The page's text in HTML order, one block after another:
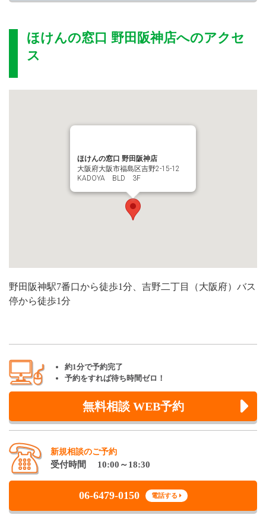
ほけんの窓口 野田阪神店へのアクセ
ス
ほけんの窓口 野田阪神店
大阪府大阪市福島区吉野2-15-12
KADOYA BLD 3F
野田阪神駅7番口から徒歩1分、吉野二丁目（大阪府）バス
停から徒歩1分
約1分で予約完了
予約をすれば待ち時間ゼロ！
無料相談 WEB予約
新規相談のご予約
受付時間 10:00～18:30
06-6479-0150 電話する